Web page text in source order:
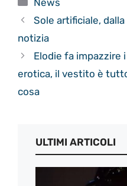
News
Sole artificiale,
notizia
Elodie fa impazzire
erotica, il vestito è
cosa
ULTIMI ARTICOLI